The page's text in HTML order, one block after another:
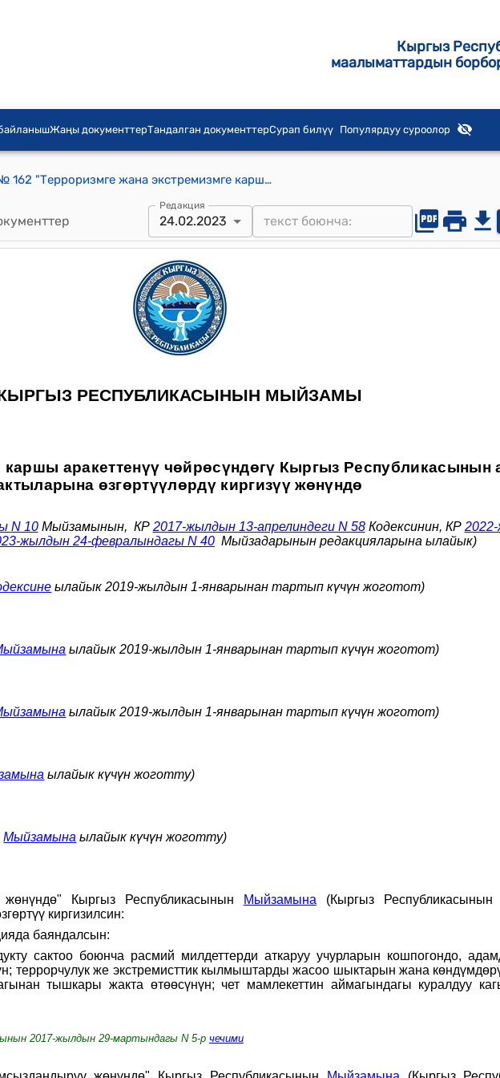
Кыргыз
маалыматтардын
Жаңы документтерТандалган документтерСурап билүү Популярдуу суроолор
КР 2016-жылдын 2-августундагы № 162 "Терроризмге жана экстремизмге каршы аракеттенүү чөйрөсүндөгү Кыргыз Республикасынын айрым мыйзам актыларына өзгөртүүлөрдү киргизүү жөнүндө" Мыйзамы
Редакция
24.02.2023